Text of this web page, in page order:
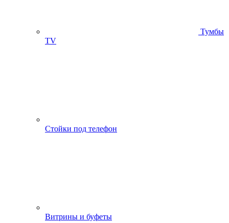
Тумбы
ТV
Стойки под телефон
Витрины и буфеты